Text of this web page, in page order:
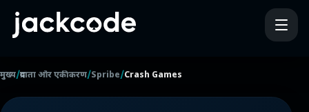
मुख्य/प्रदाता और एकीकरण/Spribe/Crash Games